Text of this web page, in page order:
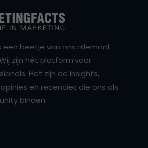
een beetje van ons allemaal,
zijn hét platform voor
Het zijn de insights,
en recencies die ons als
binden.